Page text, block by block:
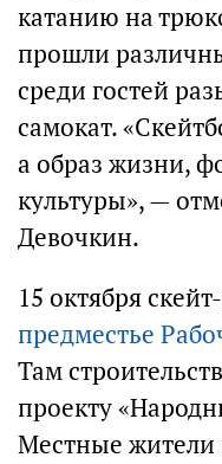
катанию на
прошли
среди гостей
самокат.
а образ жизни,
культуры», —
Девочкин.
15 октября
предместье
Там
проекту
Местные